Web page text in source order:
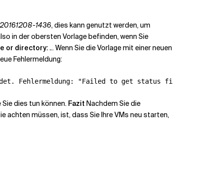
1436, dies kann genutzt werden, um
in der obersten Vorlage befinden, wenn Sie
or directory: ... Wenn Sie die Vorlage mit einer neuen
Fehlermeldung:
Sie dies tun können. Fazit Nachdem Sie die
achten müssen, ist, dass Sie Ihre VMs neu starten,